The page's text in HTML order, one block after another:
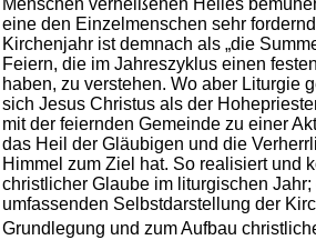
Menschen verheißenen Heiles
eine den Einzelmenschen sehr
Kirchenjahr ist demnach als „die
Feiern, die im Jahreszyklus einen
haben, zu verstehen. Wo aber Liturgie
sich Jesus Christus als der
mit der feiernden Gemeinde zu einer
das Heil der Gläubigen und die
Himmel zum Ziel hat. So realisiert und
christlicher Glaube im liturgischen
umfassenden Selbstdarstellung der
Grundlegung und zum Aufbau